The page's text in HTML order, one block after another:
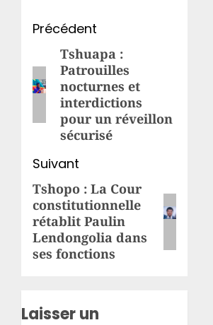
Navigation
d’article
Précédent
Article
précédent:
Tshuapa :
Patrouilles
nocturnes et
interdictions
pour un réveillon
sécurisé
Suivant
Article
suivant:
Tshopo : La Cour
constitutionnelle
rétablit Paulin
Lendongolia dans
ses fonctions
Laisser un